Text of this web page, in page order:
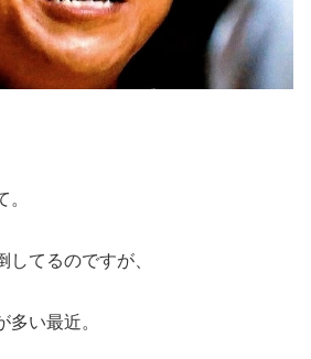
てるのですが、
多い最近。